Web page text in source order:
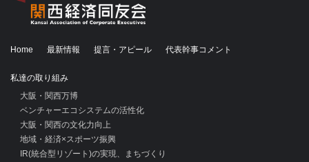
Home 最新情報 提言・アピール 代表幹事コメント
私達の取り組み
大阪・関西万博
ベンチャーエコシステムの活性化
大阪・関西の文化力向上
地域・経済×スポーツ振興
IR(統合型リゾート)の実現、まちづくり